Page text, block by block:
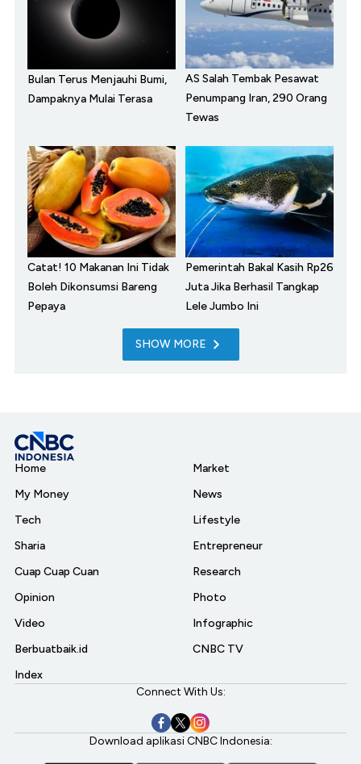
Bulan Terus Menjauhi Bumi,
Dampaknya Mulai Terasa
AS Salah Tembak Pesawat
Penumpang Iran, 290 Orang
Tewas
Catat! 10 Makanan Ini Tidak
Boleh Dikonsumsi Bareng
Pepaya
Pemerintah Bakal Kasih Rp26
Juta Jika Berhasil Tangkap
Lele Jumbo Ini
SHOW MORE
Home
My Money
Tech
Sharia
Cuap Cuap Cuan
Opinion
Video
Berbuatbaik.id
Index
Market
News
Lifestyle
Entrepreneur
Research
Photo
Infographic
CNBC TV
Connect With Us:
Download aplikasi CNBC Indonesia: